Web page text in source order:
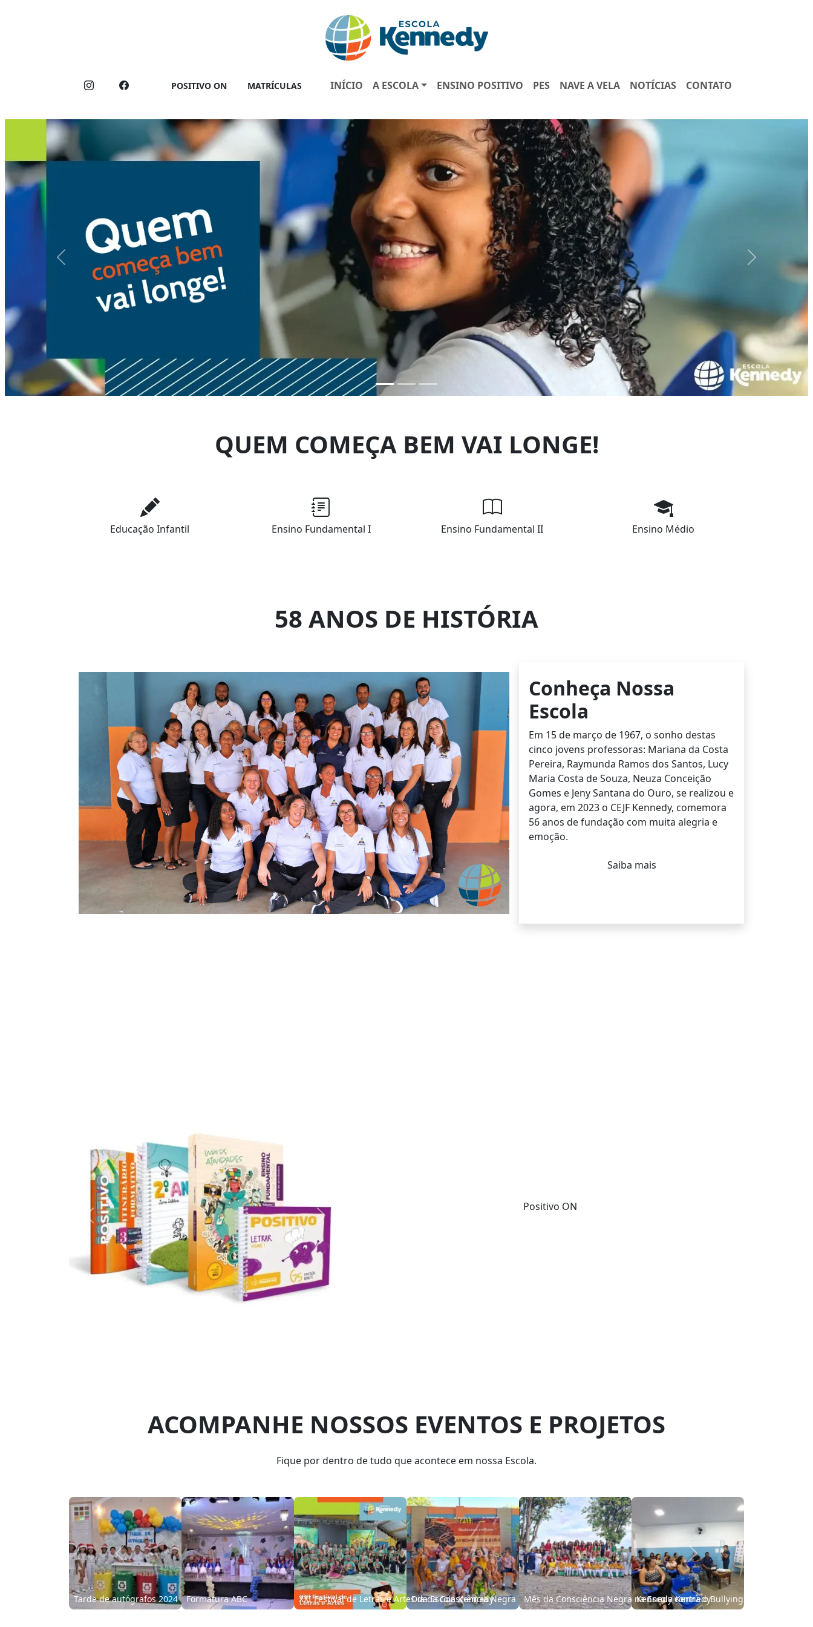
POSITIVO ON MATRÍCULAS INÍCIO A ESCOLA ENSINO POSITIVO PES NAVE A VELA NOTÍCIAS CONTATO
Previous Next
QUEM COMEÇA BEM VAI LONGE!
Educação Infantil Ensino Fundamental I Ensino Fundamental II Ensino Médio
58 ANOS DE HISTÓRIA
Conheça Nossa
Escola
Em 15 de março de 1967, o sonho destas
cinco jovens professoras: Mariana da Costa
Pereira, Raymunda Ramos dos Santos, Lucy
Maria Costa de Souza, Neuza Conceição
Gomes e Jeny Santana do Ouro, se realizou e
agora, em 2023 o CEJF Kennedy, comemora
56 anos de fundação com muita alegria e
emoção.
Saiba mais
Previous Next
Positivo ON
ACOMPANHE NOSSOS EVENTOS E PROJETOS
Fique por dentro de tudo que acontece em nossa Escola.
Halloween Kennedy Dia do Cabelo Maluco XXVII Gincana Cultural e Recreativa – 2024
Previous Next